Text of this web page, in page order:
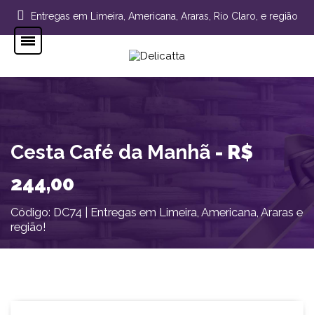
Entregas em Limeira, Americana, Araras, Rio Claro, e região
Cesta Café da Manhã - R$
244,00
Código: DC74 | Entregas em Limeira, Americana, Araras e
região!